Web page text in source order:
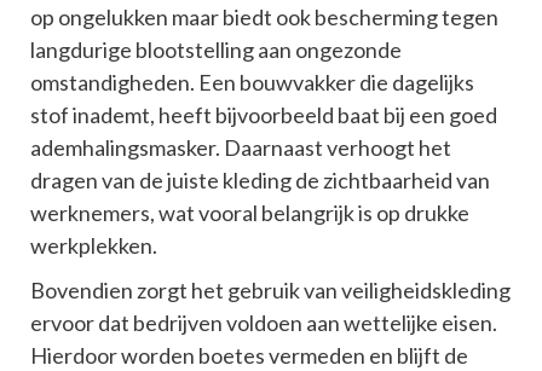
op ongelukken maar biedt ook bescherming tegen
langdurige blootstelling aan ongezonde
omstandigheden. Een bouwvakker die dagelijks
stof inademt, heeft bijvoorbeeld baat bij een goed
ademhalingsmasker. Daarnaast verhoogt het
dragen van de juiste kleding de zichtbaarheid van
werknemers, wat vooral belangrijk is op drukke
werkplekken.
Bovendien zorgt het gebruik van veiligheidskleding
ervoor dat bedrijven voldoen aan wettelijke eisen.
Hierdoor worden boetes vermeden en blijft de